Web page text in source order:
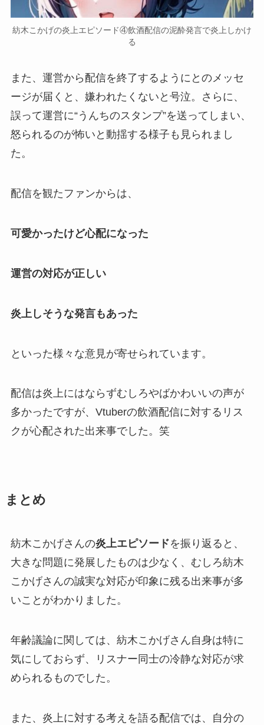
紡木こかげの炎上エピソード④飲酒配信の泥酔発言で炎上しかけ
る
また、運営から配信を終了するようにとのメッセ
ージが届くと、 嫌われたくない と号泣。さらに、
誤って運営に“うんちのスタンプ”を送ってしまい、
怒られるのが怖いと動揺する様子も見られまし
た。
配信を観たファンからは、
可愛かったけど心配になった
運営の対応が正しい
炎上しそうな発言もあった
といった様々な意見が寄せられています。
配信は炎上にはならずむしろやばかわいいの声が
多かったですが、Vtuberの飲酒配信に対するリス
クが心配された出来事でした。笑
まとめ
紡木こかげさんの炎上エピソードを振り返ると、
大きな問題に発展したものは少なく、むしろ紡木
こかげさんの誠実な対応が印象に残る出来事が多
いことがわかりました。
年齢議論に関しては、紡木こかげさん自身は特に
気にしておらず、リスナー同士の冷静な対応が求
められるものでした。
また、炎上に対する考えを語る配信では、自分の